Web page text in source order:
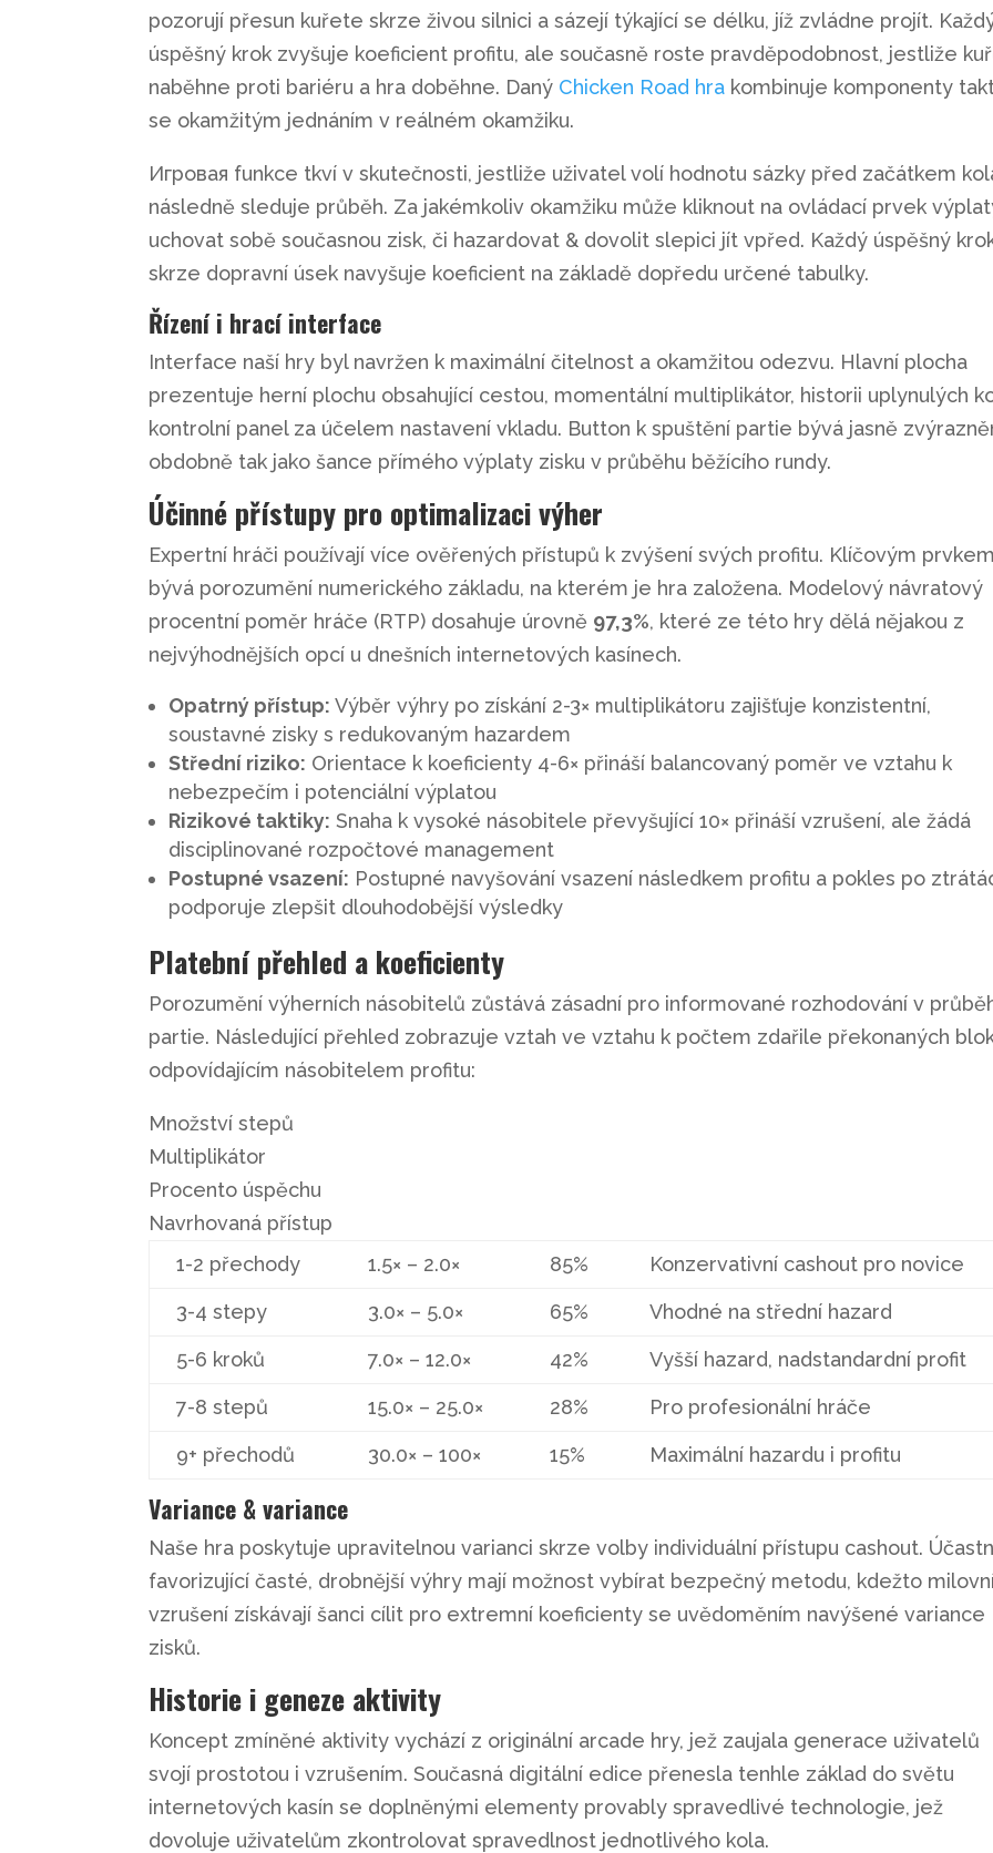
pozorují přesun kuřete skrze živou silnici a sázejí týkající se délku, jíž zvládne projít.
úspěšný krok zvyšuje koeficient profitu, ale současně roste pravděpodobnost, jestliže
naběhne proti bariéru a hra doběhne. Daný Chicken Road hra kombinuje komponenty
se okamžitým jednáním v reálném okamžiku.
Игровая funkce tkví v skutečnosti, jestliže uživatel volí hodnotu sázky před začátkem
následně sleduje průběh. Za jakémkoliv okamžiku může kliknout na ovládací prvek
uchovat sobě současnou zisk, či hazardovat & dovolit slepici jít vpřed. Každý úspěšný
skrze dopravní úsek navyšuje koeficient na základě dopředu určené tabulky.
Řízení i hrací interface
Interface naší hry byl navržen k maximální čitelnost a okamžitou odezvu. Hlavní plocha
prezentuje herní plochu obsahující cestou, momentální multiplikátor, historii uplynulých
kontrolní panel za účelem nastavení vkladu. Button k spuštění partie bývá jasně
obdobně tak jako šance přímého výplaty zisku v průběhu běžícího rundy.
Účinné přístupy pro optimalizaci výher
Expertní hráči používají více ověřených přístupů k zvýšení svých profitu. Klíčovým prvkem
bývá porozumění numerického základu, na kterém je hra založena. Modelový návratový
procentní poměr hráče (RTP) dosahuje úrovně 97,3%, které ze této hry dělá nějakou z
nejvýhodnějších opcí u dnešních internetových kasínech.
Opatrný přístup: Výběr výhry po získání 2-3× multiplikátoru zajišťuje konzistentní,
soustavné zisky s redukovaným hazardem
Střední riziko: Orientace k koeficienty 4-6× přináší balancovaný poměr ve vztahu k
nebezpečím i potenciální výplatou
Rizikové taktiky: Snaha k vysoké násobitele převyšující 10× přináší vzrušení, ale žádá
disciplinované rozpočtové management
Postupné vsazení: Postupné navyšování vsazení následkem profitu a pokles po
podporuje zlepšit dlouhodobější výsledky
Platební přehled a koeficienty
Porozumění výherních násobitelů zůstává zásadní pro informované rozhodování v
partie. Následující přehled zobrazuje vztah ve vztahu k počtem zdařile překonaných
odpovídajícím násobitelem profitu:
Množství stepů
Multiplikátor
Procento úspěchu
Navrhovaná přístup
1-2 přechody
1.5× – 2.0× 85% Konzervativní cashout pro novice
3-4 stepy 3.0× – 5.0× 65% Vhodné na střední hazard
5-6 kroků 7.0× – 12.0× 42% Vyšší hazard, nadstandardní profit
7-8 stepů 15.0× – 25.0× 28% Pro profesionální hráče
9+ přechodů 30.0× – 100× 15% Maximální hazardu i profitu
Variance & variance
Naše hra poskytuje upravitelnou varianci skrze volby individuální přístupu cashout.
favorizující časté, drobnější výhry mají možnost vybírat bezpečný metodu, kdežto
vzrušení získávají šanci cílit pro extremní koeficienty se uvědoměním navýšené variance
zisků.
Historie i geneze aktivity
Koncept zmíněné aktivity vychází z originální arcade hry, jež zaujala generace uživatelů
svojí prostotou i vzrušením. Současná digitální edice přenesla tenhle základ do světu
internetových kasín se doplněnými elementy provably spravedlivé technologie, jež
dovoluje uživatelům zkontrolovat spravedlnost jednotlivého kola.